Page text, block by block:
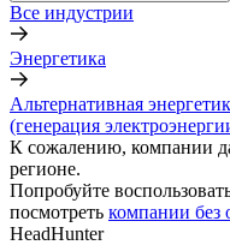
Все индустрии
Энергетика
Альтернативная
(генерация
К сожалению, компании
регионе.
Попробуйте
посмотреть компании без
HeadHunter